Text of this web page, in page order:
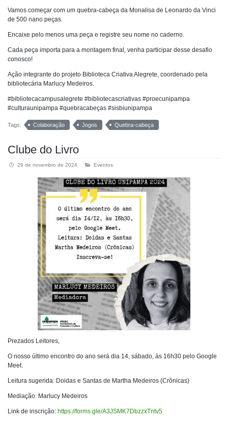
Vamos começar com um quebra-cabeça da Monalisa de Leonardo da Vinci
de 500 nano peças.
Encaixe pelo menos uma peça e registre seu nome no caderno.
Cada peça importa para a montagem final, venha participar desse desafio
conosco!
Ação integrante do projeto Biblioteca Criativa Alegrete, coordenado pela
bibliotecária Marlucy Medeiros.
#bibliotecacampusalegrete #bibliotecascriativas #proecunipampa
#culturaunipampa #quebracabeças #sisbiunipampa
Tags: Colaboração Jogos Quebra-cabeça
Clube do Livro
29 de novembro de 2024 Eventos
Prezados Leitores,
O nosso último encontro do ano será dia 14, sábado, às 16h30 pelo Google
Meet.
Leitura sugerida: Doidas e Santas de Martha Medeiros (Crônicas)
Mediação: Marlucy Medeiros
Link de inscrição: https://forms.gle/A3JSMK7DbzzxTntv5